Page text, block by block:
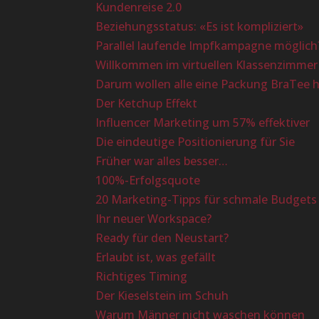
Kundenreise 2.0
Beziehungsstatus: «Es ist kompliziert»
Parallel laufende Impfkampagne
Willkommen im virtuellen Klassenzimmer
Darum wollen alle eine Packung BraTee
Der Ketchup Effekt
Influencer Marketing um 57% effektiver
Die eindeutige Positionierung für Sie
Früher war alles besser…
100%-Erfolgsquote
20 Marketing-Tipps für schmale Budgets
Ihr neuer Workspace?
Ready für den Neustart?
Erlaubt ist, was gefällt
Richtiges Timing
Der Kieselstein im Schuh
Warum Männer nicht waschen können